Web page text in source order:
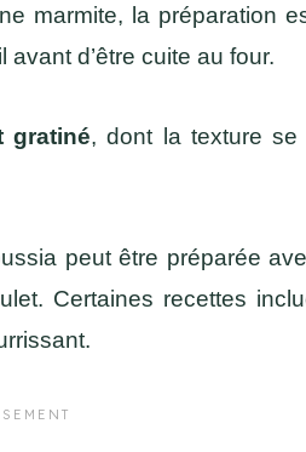
marmite, la préparation
d’être cuite au four.
gratiné, dont la texture
peut être préparée
Certaines recettes